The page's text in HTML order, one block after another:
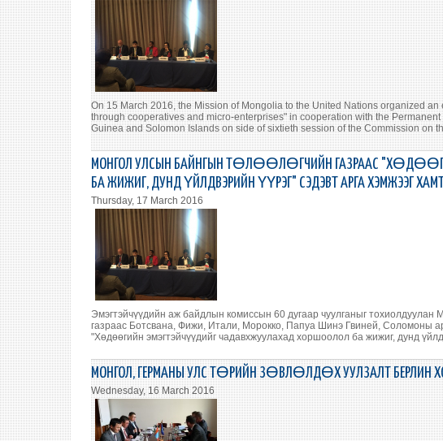
On 15 March 2016, the Mission of Mongolia to the United Nations organized
through cooperatives and micro-enterprises" in cooperation with the
Guinea and Solomon Islands on side of sixtieth session of the Commission on
МОНГОЛ УЛСЫН БАЙНГЫН ТӨЛӨӨЛӨГЧИЙН ГАЗРААС
БА ЖИЖИГ, ДУНД ҮЙЛДВЭРИЙН ҮҮРЭГ" СЭДЭВТ АРГА ХЭМЖЭЭГ
Thursday, 17 March 2016
Эмэгтэйчүүдийн аж байдлын комиссын 60 дугаар чуулганыг
газраас Ботсвана, Фижи, Итали, Морокко, Папуа Шинэ Гвиней, Соломоны
"Хөдөөгийн эмэгтэйчүүдийг чадавхжуулахад хоршоолол ба жижиг, дунд
МОНГОЛ, ГЕРМАНЫ УЛС ТӨРИЙН ЗӨВЛӨЛДӨХ УУЛЗАЛТ БЕРЛИН
Wednesday, 16 March 2016